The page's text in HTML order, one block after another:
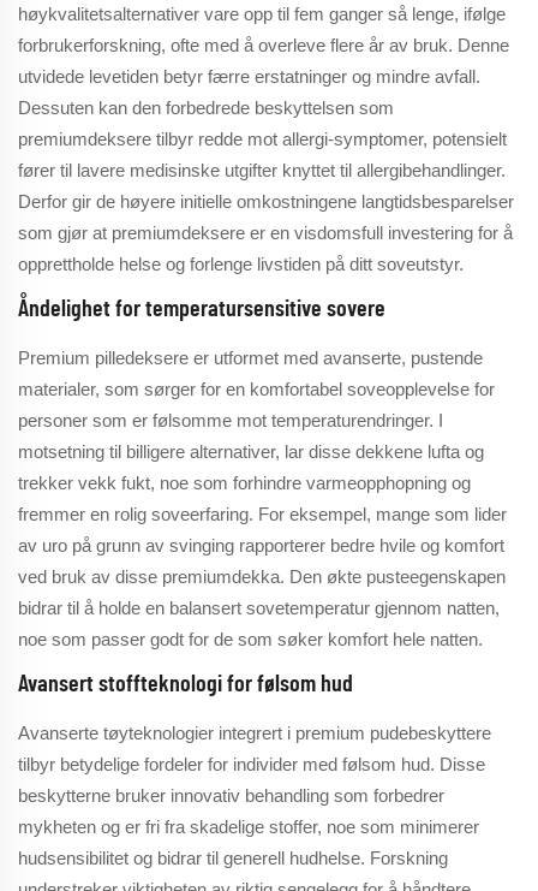
høykvalitetsalternativer vare opp til fem ganger så lenge, ifølge
forbrukerforskning, ofte med å overleve flere år av bruk. Denne
utvidede levetiden betyr færre erstatninger og mindre avfall.
Dessuten kan den forbedrede beskyttelsen som
premiumdeksere tilbyr redde mot allergi-symptomer, potensielt
fører til lavere medisinske utgifter knyttet til allergibehandlinger.
Derfor gir de høyere initielle omkostningene langtidsbesparelser
som gjør at premiumdeksere er en visdomsfull investering for å
opprettholde helse og forlenge livstiden på ditt soveutstyr.
Åndelighet for temperatursensitive sovere
Premium pilledeksere er utformet med avanserte, pustende
materialer, som sørger for en komfortabel soveopplevelse for
personer som er følsomme mot temperaturendringer. I
motsetning til billigere alternativer, lar disse dekkene lufta og
trekker vekk fukt, noe som forhindre varmeopphopning og
fremmer en rolig soveerfaring. For eksempel, mange som lider
av uro på grunn av svinging rapporterer bedre hvile og komfort
ved bruk av disse premiumdekka. Den økte pusteegenskapen
bidrar til å holde en balansert sovetemperatur gjennom natten,
noe som passer godt for de som søker komfort hele natten.
Avansert stoffteknologi for følsom hud
Avanserte tøyteknologier integrert i premium pudebeskyttere
tilbyr betydelige fordeler for individer med følsom hud. Disse
beskytterne bruker innovativ behandling som forbedrer
mykheten og er fri fra skadelige stoffer, noe som minimerer
hudsensibilitet og bidrar til generell hudhelse. Forskning